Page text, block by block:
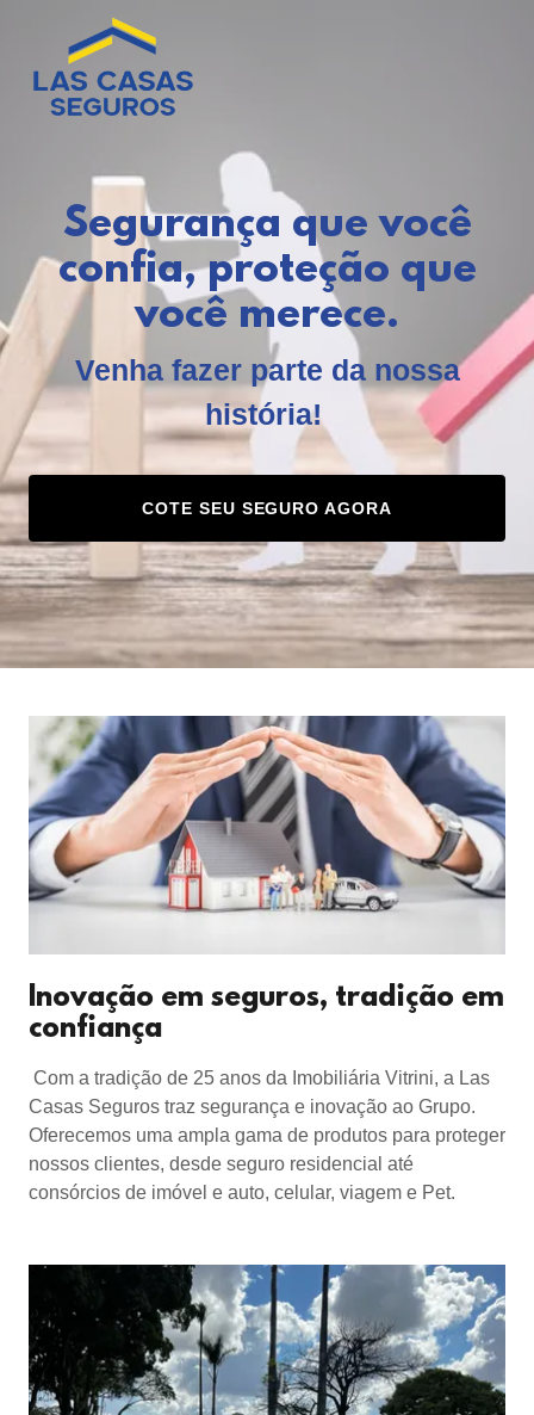
Segurança que você
confia, proteção que
você merece.
Venha fazer parte da nossa
história!
COTE SEU SEGURO AGORA
Inovação em seguros, tradição em
confiança
Com a tradição de 25 anos da Imobiliária Vitrini, a Las
Casas Seguros traz segurança e inovação ao Grupo.
Oferecemos uma ampla gama de produtos para proteger
nossos clientes, desde seguro residencial até
consórcios de imóvel e auto, celular, viagem e Pet.